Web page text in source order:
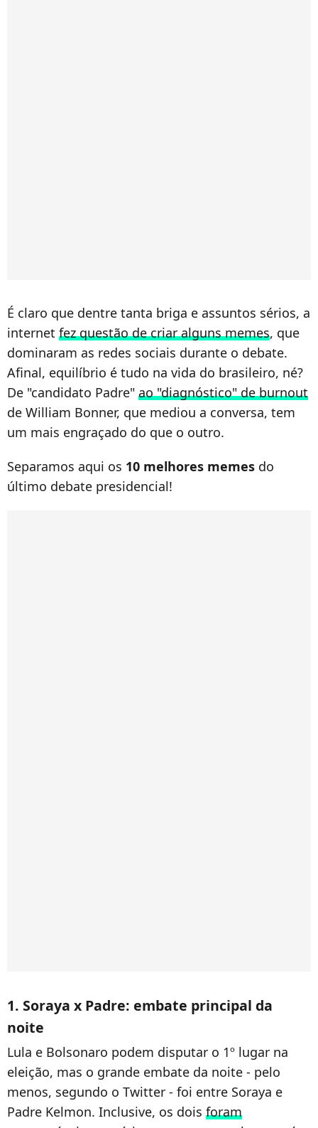
É claro que dentre tanta briga e assuntos sérios, a
internet fez questão de criar alguns memes, que
dominaram as redes sociais durante o debate.
Afinal, equilíbrio é tudo na vida do brasileiro, né?
De "candidato Padre" ao "diagnóstico" de burnout
de William Bonner, que mediou a conversa, tem
um mais engraçado do que o outro.
Separamos aqui os 10 melhores memes do
último debate presidencial!
1. Soraya x Padre: embate principal da
noite
Lula e Bolsonaro podem disputar o 1º lugar na
eleição, mas o grande embate da noite - pelo
menos, segundo o Twitter - foi entre Soraya e
Padre Kelmon. Inclusive, os dois foram